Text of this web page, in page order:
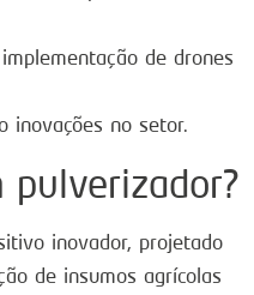
de drones
inovações no setor.
pulverizador?
inovador, projetado
de insumos agrícolas